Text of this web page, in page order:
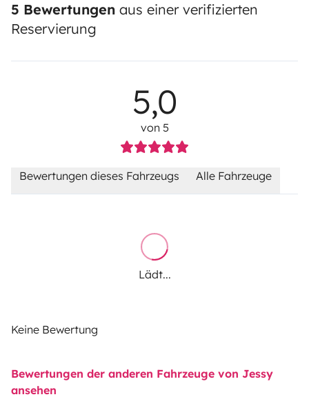
5 Bewertungen aus einer verifizierten
Reservierung
5,0
von 5
Bewertungen dieses Fahrzeugs Alle Fahrzeuge
Lädt...
Keine Bewertung
Bewertungen der anderen Fahrzeuge von Jessy
ansehen